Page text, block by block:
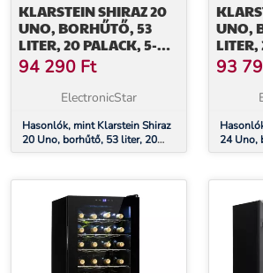
KLARSTEIN SHIRAZ 20
UNO, BORHŰTŐ, 53
LITER, 20 PALACK, 5-
18°C,
ÉRINTŐKÉPERNYŐS
VEZÉRLŐPANEL
94 290 Ft
ElectronicStar
Hasonlók, mint Klarstein Shiraz
20 Uno, borhűtő, 53 liter, 20
palack, 5-18°C, érintőképernyős
UNO,
LITER,
18°C,
93
24 Uno,
palack,